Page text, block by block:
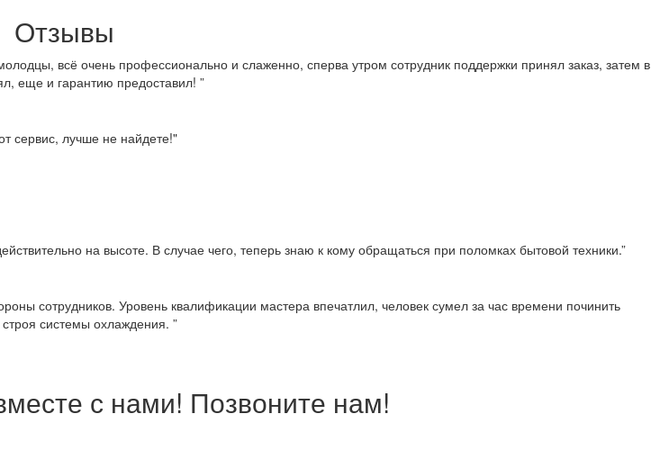
Отзывы
всё очень профессионально и слаженно, сперва утром сотрудник поддержки принял заказ, затем в
еще и гарантию предоставил! ”
сервис, лучше не найдете!"
на высоте. В случае чего, теперь знаю к кому обращаться при поломках бытовой техники.”
сотрудников. Уровень квалификации мастера впечатлил, человек сумел за час времени починить
системы охлаждения. ”
с нами! Позвоните нам!